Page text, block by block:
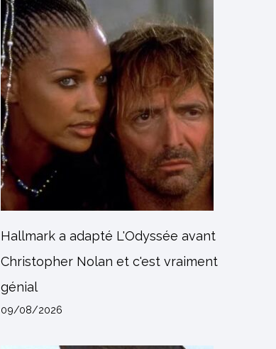
Hallmark a adapté L'Odyssée avant
Christopher Nolan et c'est vraiment
génial
09/08/2026